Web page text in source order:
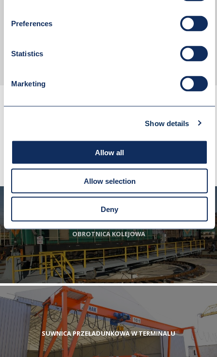
Preferences
Statistics
Marketing
Show details
Allow all
Allow selection
Deny
SPRAWDŹ RÓWNIEŻ
OBROTNICA KOLEJOWA
SUWNICA PRZEŁADUNKOWA W TERMINALU